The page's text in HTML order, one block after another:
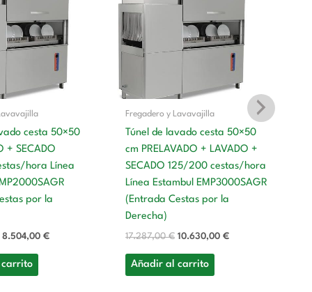
cesta 50×50
+ SECADO
hora Línea
por la
era:
13.829,00 €.
8.504,00 €
8.504,00 €.
Fregadero y Lavavajilla
Túnel de lavado cesta 50×50
cm PRELAVADO + LAVADO +
SECADO 125/200 cestas/hora
Línea Estambul EMP3000SAGR
(Entrada Cestas por la
Derecha)
17.287,00€
era:
17.287,00 €.
10.630,00 €
10.630,00 €.
Añadir al carrito